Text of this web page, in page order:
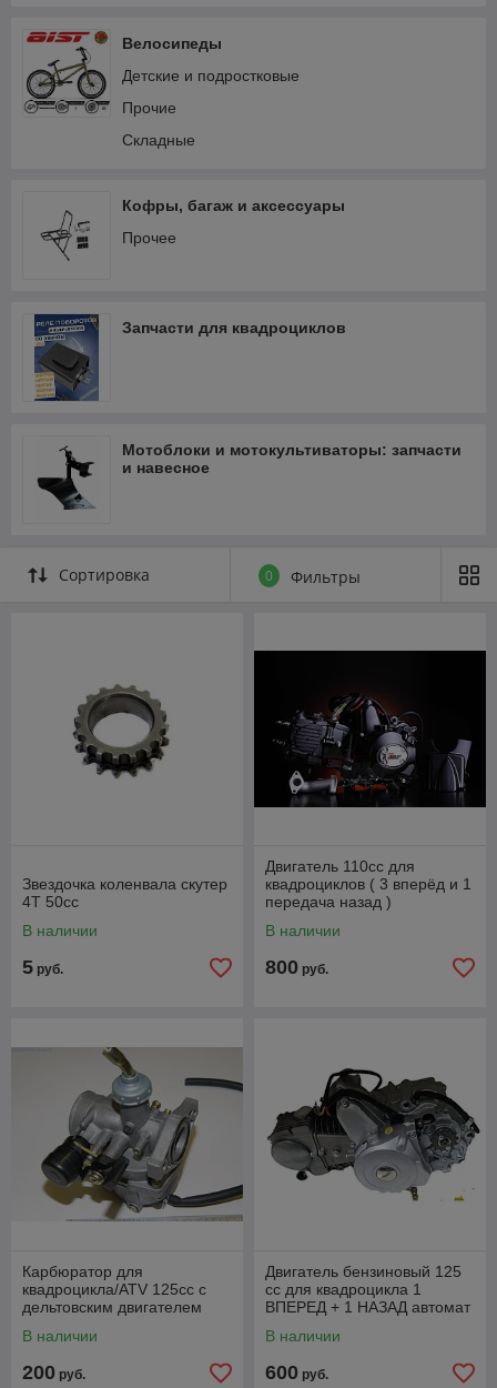
Велосипеды
Детские и подростковые
Прочие
Складные
Кофры, багаж и аксессуары
Прочее
Запчасти для квадроциклов
Мотоблоки и мотокультиваторы: запчасти
и навесное
Сортировка 0 Фильтры
Звездочка коленвала скутер
4Т 50сс
В наличии
5 руб.
Двигатель 110cc для
квадроциклов ( 3 вперёд и 1
передача назад )
В наличии
800 руб.
Карбюратор для
квадроцикла/ATV 125cc с
дельтовским двигателем
В наличии
200 руб.
Двигатель бензиновый 125
сс для квадроцикла 1
ВПЕРЕД + 1 НАЗАД автомат
В наличии
600 руб.